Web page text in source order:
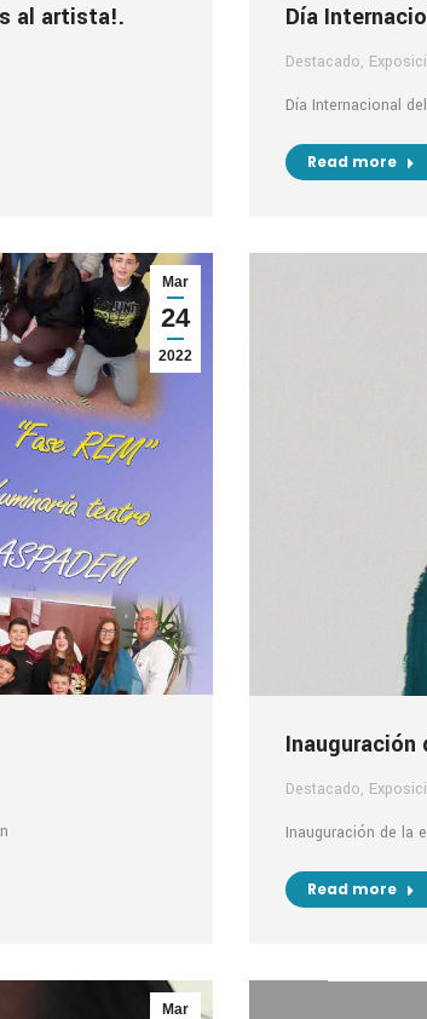
al artista!. Día
Destacado,
Día Internacional
Read more
Mar
24
2022
Inauguración
Destacado,
Inauguración de la
Read more
Mar